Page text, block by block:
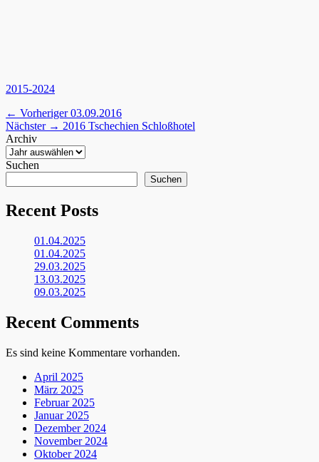
Kategorien
2015-2024
Beitragsnavigation
← Vorheriger Vorheriger
Beitrag:
03.09.2016
Nächster → Nächster
2016 Tschechien Schloßhotel
Archiv
Suchen
Suchen
Recent Posts
01.04.2025
01.04.2025
29.03.2025
13.03.2025
09.03.2025
Recent Comments
Es sind keine Kommentare vorhanden.
April 2025
März 2025
Februar 2025
Januar 2025
Dezember 2024
November 2024
Oktober 2024